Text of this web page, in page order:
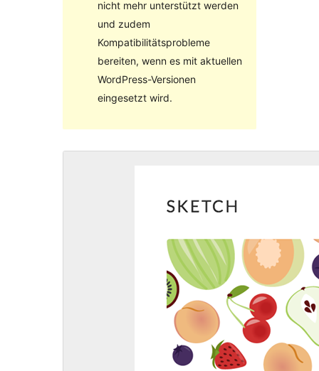
nicht mehr unterstützt werden
und zudem
Kompatibilitätsprobleme
bereiten, wenn es mit aktuellen
WordPress-Versionen
eingesetzt wird.